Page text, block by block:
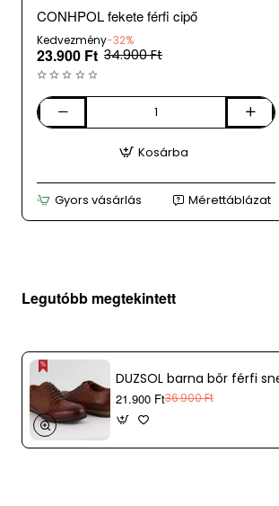
az adatok 24 óránként kerülnek
terméket időközben eladtuk.
CONHPOL fekete férfi cipő
Kedvezmény-32%
23.900 Ft 34.900 Ft
CONHPOL
Kosárba
Gyors vásárlás Mérettáblázat
Legutóbb megtekintett
DUZSOL barna bőr férfi
21.900 Ft36.900 Ft